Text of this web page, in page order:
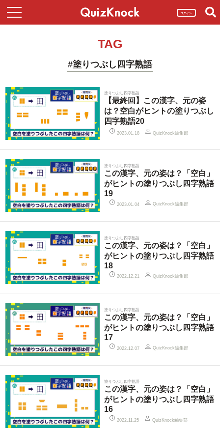
ログイン
TAG
#塗りつぶし四字熟語
塗りつぶし四字熟語
【最終回】この漢字、元の姿
は？空白がヒントの塗りつぶし
四字熟語20
2023.01.18 QuizKnock編集部
塗りつぶし四字熟語
この漢字、元の姿は？「空白」
がヒントの塗りつぶし四字熟語
19
2023.01.04 QuizKnock編集部
塗りつぶし四字熟語
この漢字、元の姿は？「空白」
がヒントの塗りつぶし四字熟語
18
2022.12.21 QuizKnock編集部
塗りつぶし四字熟語
この漢字、元の姿は？「空白」
がヒントの塗りつぶし四字熟語
17
2022.12.07 QuizKnock編集部
塗りつぶし四字熟語
この漢字、元の姿は？「空白」
がヒントの塗りつぶし四字熟語
16
2022.11.25 QuizKnock編集部